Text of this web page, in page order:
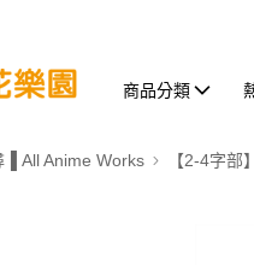
商品分類
▐ All Anime Works 【2-4字部